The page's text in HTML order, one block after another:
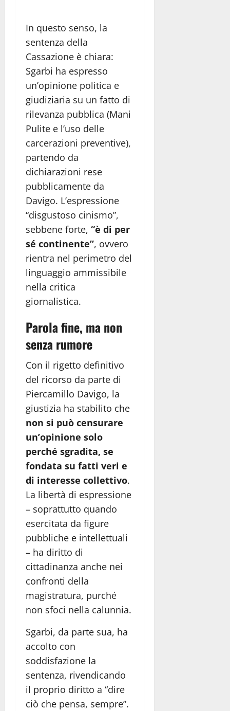
In questo senso, la
sentenza della
Cassazione è chiara:
Sgarbi ha espresso
un’opinione politica e
giudiziaria su un fatto di
rilevanza pubblica (Mani
Pulite e l’uso delle
carcerazioni preventive),
partendo da
dichiarazioni rese
pubblicamente da
Davigo. L’espressione
“disgustoso cinismo”,
sebbene forte, “è di per
sé continente”, ovvero
rientra nel perimetro del
linguaggio ammissibile
nella critica
giornalistica.
Parola fine, ma non
senza rumore
Con il rigetto definitivo
del ricorso da parte di
Piercamillo Davigo, la
giustizia ha stabilito che
non si può censurare
un’opinione solo
perché sgradita, se
fondata su fatti veri e
di interesse collettivo.
La libertà di espressione
– soprattutto quando
esercitata da figure
pubbliche e intellettuali
– ha diritto di
cittadinanza anche nei
confronti della
magistratura, purché
non sfoci nella calunnia.
Sgarbi, da parte sua, ha
accolto con
soddisfazione la
sentenza, rivendicando
il proprio diritto a “dire
ciò che pensa, sempre”.